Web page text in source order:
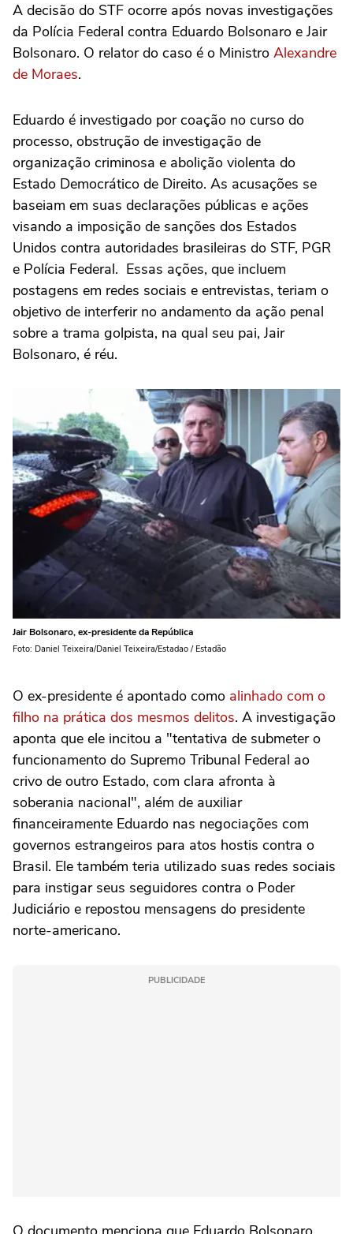
A decisão do STF ocorre após novas investigações
da Polícia Federal contra Eduardo Bolsonaro e Jair
Bolsonaro. O relator do caso é o Ministro Alexandre
de Moraes.
Eduardo é investigado por coação no curso do
processo, obstrução de investigação de
organização criminosa e abolição violenta do
Estado Democrático de Direito. As acusações se
baseiam em suas declarações públicas e ações
visando a imposição de sanções dos Estados
Unidos contra autoridades brasileiras do STF, PGR
e Polícia Federal. Essas ações, que incluem
postagens em redes sociais e entrevistas, teriam o
objetivo de interferir no andamento da ação penal
sobre a trama golpista, na qual seu pai, Jair
Bolsonaro, é réu.
Jair Bolsonaro, ex-presidente da República
Foto: Daniel Teixeira/Daniel Teixeira/Estadao / Estadão
O ex-presidente é apontado como alinhado com o
filho na prática dos mesmos delitos. A investigação
aponta que ele incitou a "tentativa de submeter o
funcionamento do Supremo Tribunal Federal ao
crivo de outro Estado, com clara afronta à
soberania nacional", além de auxiliar
financeiramente Eduardo nas negociações com
governos estrangeiros para atos hostis contra o
Brasil. Ele também teria utilizado suas redes sociais
para instigar seus seguidores contra o Poder
Judiciário e repostou mensagens do presidente
norte-americano.
PUBLICIDADE